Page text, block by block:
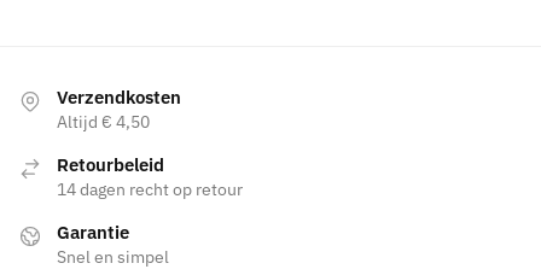
de
productpagina
Verzendkosten
Altijd € 4,50
Retourbeleid
14 dagen recht op retour
Garantie
Snel en simpel